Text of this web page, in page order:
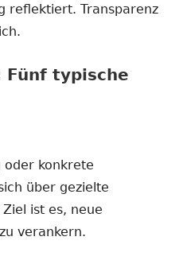
reflektiert. Transparenz
Fünf typische
oder konkrete
über gezielte
ist es, neue
verankern.